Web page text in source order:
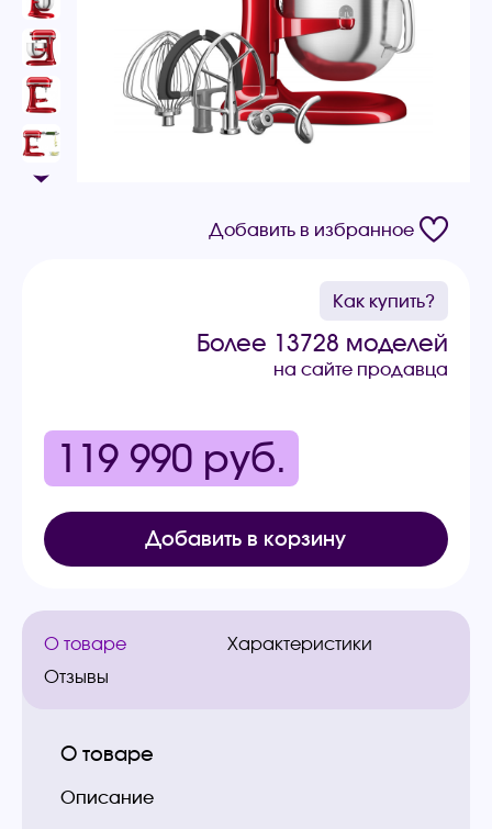
Добавить в избранное
Как купить?
Более 13728 моделей
на сайте продавца
119 990 руб.
Добавить в корзину
О товаре
Характеристики
Отзывы
О товаре
Описание